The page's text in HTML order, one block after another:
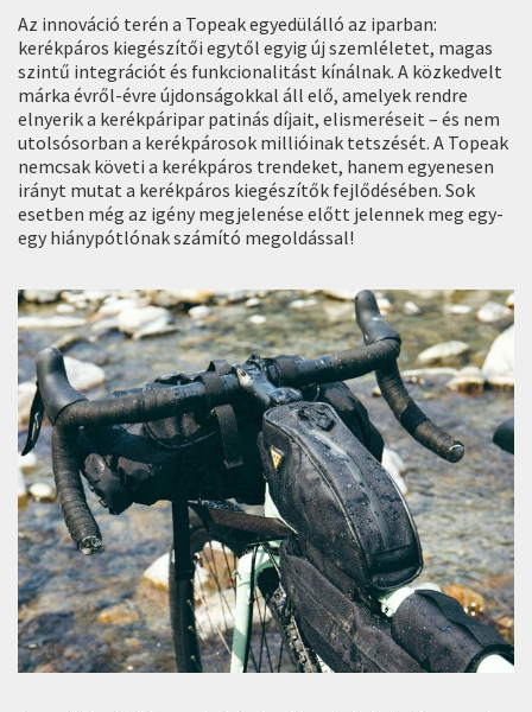
Az innováció terén a Topeak egyedülálló az iparban:
kerékpáros kiegészítői egytől egyig új szemléletet, magas
szintű integrációt és funkcionalitást kínálnak. A közkedvelt
márka évről-évre újdonságokkal áll elő, amelyek rendre
elnyerik a kerékpáripar patinás díjait, elismeréseit – és nem
utolsósorban a kerékpárosok millióinak tetszését. A Topeak
nemcsak követi a kerékpáros trendeket, hanem egyenesen
irányt mutat a kerékpáros kiegészítők fejlődésében. Sok
esetben még az igény megjelenése előtt jelennek meg egy-
egy hiánypótlónak számító megoldással!